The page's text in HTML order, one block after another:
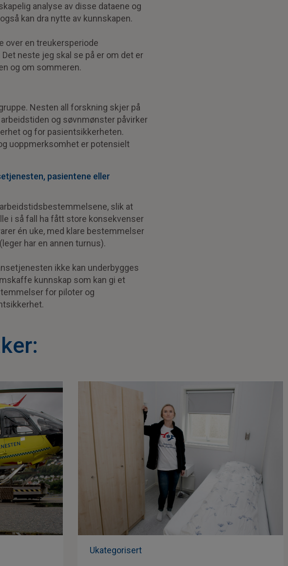
analyse av disse dataene og
kan dra nytte av kunnskapen.
over en treukersperiode
neste jeg skal se på er om det er
og om sommeren.
Nesten all forskning skjer på
og søvnmønster påvirker
og for pasientsikkerheten.
uoppmerksomhet er potensielt
pasientene eller
slik at
i så fall ha fått store konsekvenser
én uke, med klare bestemmelser
har en annen turnus).
ikke kan underbygges
kunnskap som kan gi et
for piloter og
Ukategorisert